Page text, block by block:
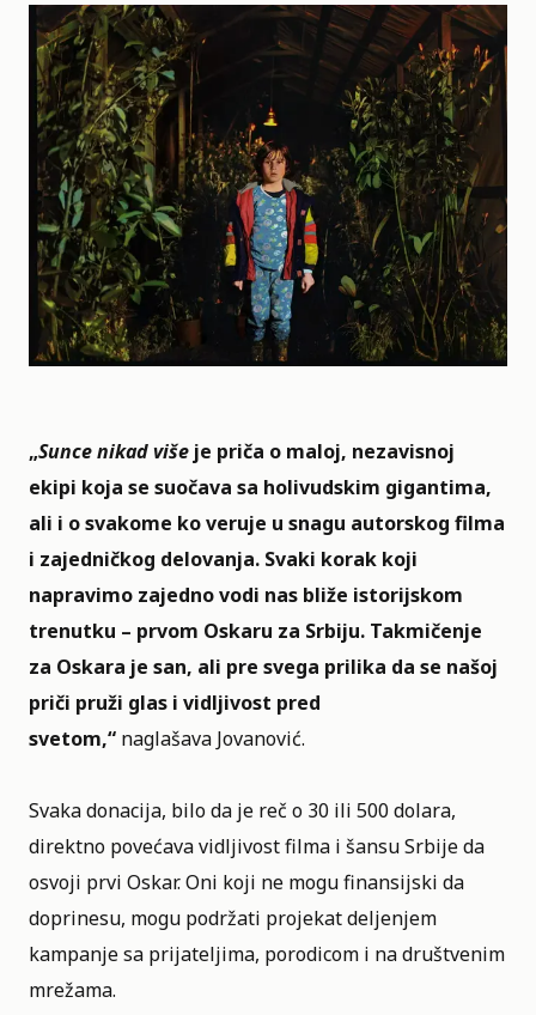
„Sunce nikad više je priča o maloj, nezavisnoj
ekipi koja se suočava sa holivudskim gigantima,
ali i o svakome ko veruje u snagu autorskog filma
i zajedničkog delovanja. Svaki korak koji
napravimo zajedno vodi nas bliže istorijskom
trenutku – prvom Oskaru za Srbiju. Takmičenje
za Oskara je san, ali pre svega prilika da se našoj
priči pruži glas i vidljivost pred
svetom,“ naglašava Jovanović.
Svaka donacija, bilo da je reč o 30 ili 500 dolara,
direktno povećava vidljivost filma i šansu Srbije da
osvoji prvi Oskar. Oni koji ne mogu finansijski da
doprinesu, mogu podržati projekat deljenjem
kampanje sa prijateljima, porodicom i na društvenim
mrežama.